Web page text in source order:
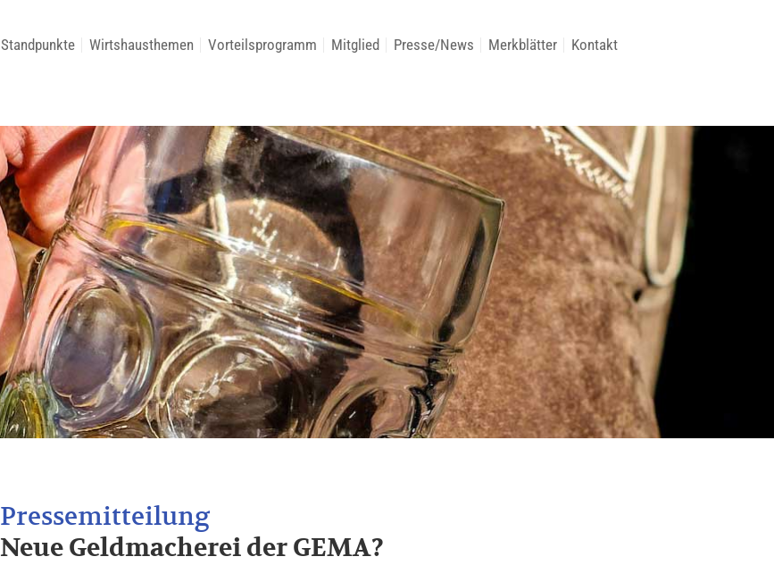
Standpunkte Wirtshausthemen Vorteilsprogramm Mitglied Presse/News Merkblätter Kontakt
Neue Geldmacherei der GEMA?